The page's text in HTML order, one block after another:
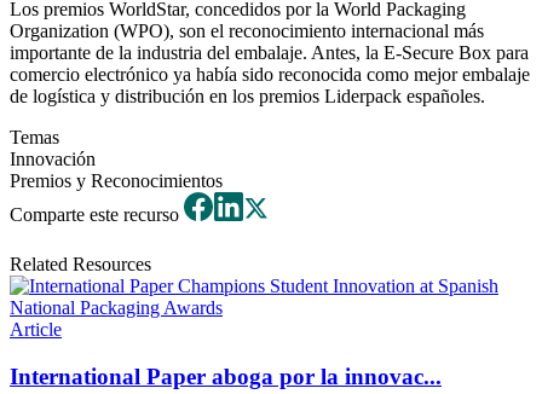
Los premios WorldStar, concedidos por la World Packaging
Organization (WPO), son el reconocimiento internacional más
importante de la industria del embalaje. Antes, la E-Secure Box para
comercio electrónico ya había sido reconocida como mejor embalaje
de logística y distribución en los premios Liderpack españoles.
Temas
Innovación
Premios y Reconocimientos
Comparte este recurso
Related Resources
Article
International Paper aboga por la innovac...